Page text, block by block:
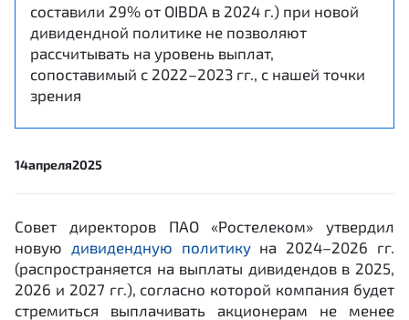
составили 29% от OIBDA в 2024 г.) при новой
дивидендной политике не позволяют
рассчитывать на уровень выплат,
сопоставимый с 2022–2023 гг., с нашей точки
зрения
14апреля2025
Совет директоров ПАО «Ростелеком» утвердил
новую дивидендную политикуна 2024–2026 гг.
(распространяется на выплаты дивидендов в 2025,
2026 и 2027 гг.), согласно которой компания будет
стремиться выплачивать акционерам не менее